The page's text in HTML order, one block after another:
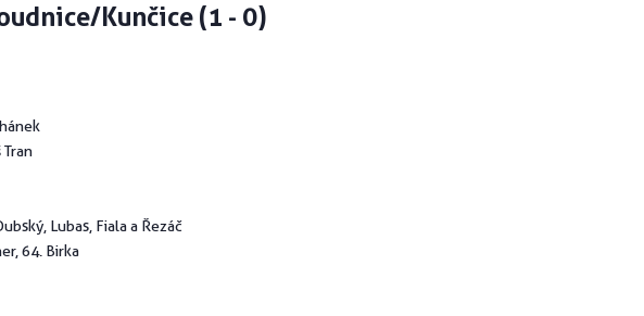
Kunčice (1 - 0)
Tran
Lubas, Fiala a Řezáč
64. Birka